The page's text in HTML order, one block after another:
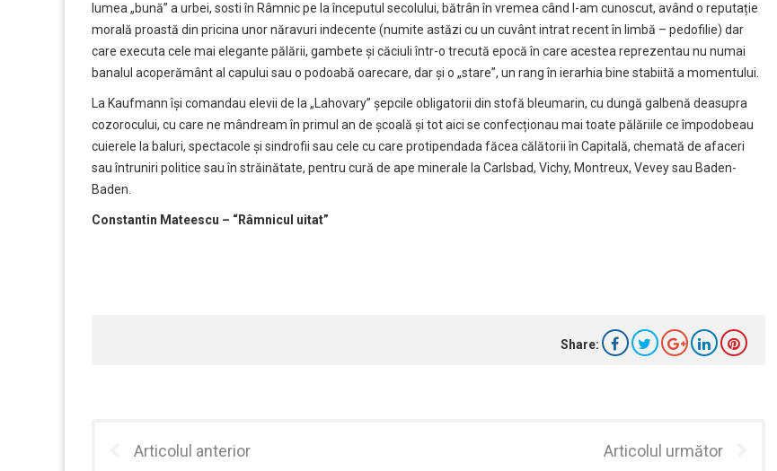
lumea „bună” a urbei, sosti în Râmnic pe la începutul secolului, bătrân în vremea când l-am cunoscut, având o reputație
morală proastă din pricina unor năravuri indecente (numite astăzi cu un cuvânt intrat recent în limbă – pedofilie) dar
care executa cele mai elegante pălării, gambete și căciuli într-o trecută epocă în care acestea reprezentau nu numai
banalul acoperământ al capului sau o podoabă oarecare, dar și o „stare”, un rang în ierarhia bine stabiită a momentului.
La Kaufmann își comandau elevii de la „Lahovary” șepcile obligatorii din stofă bleumarin, cu dungă galbenă deasupra
cozorocului, cu care ne mândream în primul an de școală și tot aici se confecționau mai toate pălăriile ce împodobeau
cuierele la baluri, spectacole și sindrofii sau cele cu care protipendada făcea călătorii în Capitală, chemată de afaceri
sau întruniri politice sau în străinătate, pentru cură de ape minerale la Carlsbad, Vichy, Montreux, Vevey sau Baden-
Baden.
Constantin Mateescu – “Râmnicul uitat”
Share:
Articolul anterior Articolul următor